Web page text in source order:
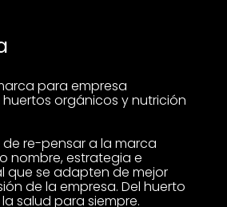
para empresa
orgánicos y nutrición
de re-pensar a la marca
nombre, estrategia e
que se adapten de mejor
de la empresa. Del huerto
salud para siempre.